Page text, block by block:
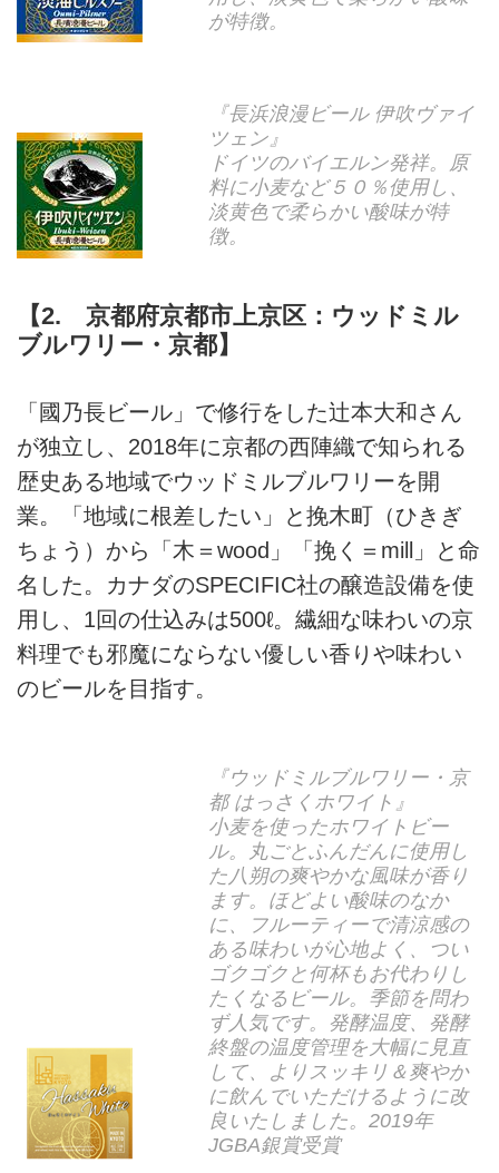
が特徴。
『長浜浪漫ビール 伊吹ヴァイ
ツェン』
ドイツのバイエルン発祥。原
料に小麦など５０％使用し、
淡黄色で柔らかい酸味が特
徴。
【2. 京都府京都市上京区：ウッドミル
ブルワリー・京都】
「國乃長ビール」で修行をした辻本大和さん
が独立し、2018年に京都の西陣織で知られる
歴史ある地域でウッドミルブルワリーを開
業。「地域に根差したい」と挽木町（ひきぎ
ちょう）から「木＝wood」「挽く＝mill」と命
名した。カナダのSPECIFIC社の醸造設備を使
用し、1回の仕込みは500ℓ。繊細な味わいの京
料理でも邪魔にならない優しい香りや味わい
のビールを目指す。
『ウッドミルブルワリー・京
都 はっさくホワイト』
小麦を使ったホワイトビー
ル。丸ごとふんだんに使用し
た八朔の爽やかな風味が香り
ます。ほどよい酸味のなか
に、フルーティーで清涼感の
ある味わいが心地よく、つい
ゴクゴクと何杯もお代わりし
たくなるビール。季節を問わ
ず人気です。発酵温度、発酵
終盤の温度管理を大幅に見直
して、よりスッキリ＆爽やか
に飲んでいただけるように改
良いたしました。2019年
JGBA銀賞受賞